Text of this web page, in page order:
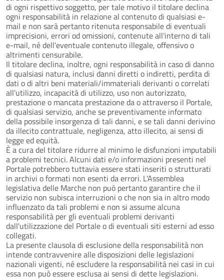
di ogni rispettivo soggetto, per tale motivo il titolare declina
ogni responsabilità in relazione al contenuto di qualsiasi e-
mail e non sarà pertanto ritenuta responsabile di eventuali
imprecisioni, errori od omissioni, contenute all'interno di tali
e-mail, né dell'eventuale contenuto illegale, offensivo o
altrimenti censurabile.
Il titolare declina, inoltre, ogni responsabilità in caso di danno
di qualsiasi natura, inclusi danni diretti o indiretti, perdita di
dati o di altri beni materiali/immateriali derivanti o correlati
all'utilizzo, incapacità di utilizzo, uso non autorizzato,
prestazione o mancata prestazione da o attraverso il Portale,
di qualsiasi servizio, anche se preventivamente informato
della possibile insorgenza di tali danni, e se tali danni derivino
da illecito contrattuale, negligenza, atto illecito, ai sensi di
legge ed equità.
È a cura del titolare ridurre al minimo le disfunzioni imputabili
a problemi tecnici. Alcuni dati e/o informazioni presenti nel
Portale potrebbero tuttavia essere stati inseriti o strutturati
in archivi o formati non esenti da errori. L'Assemblea
legislativa delle Marche non può pertanto garantire che il
servizio non subisca interruzioni o che non sia in altro modo
influenzato da tali problemi e non si assume alcuna
responsabilità per gli eventuali problemi derivanti
dall'utilizzazione del Portale o di eventuali siti esterni ad esso
collegati.
La presente clausola di esclusione della responsabilità non
intende contravvenire alle disposizioni delle legislazioni
nazionali vigenti, né escludere la responsabilità nei casi in cui
essa non può essere esclusa ai sensi di dette legislazioni.